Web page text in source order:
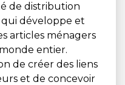
de distribution
développe et
articles ménagers
entier.
de créer des liens
et de concevoir